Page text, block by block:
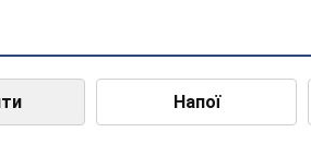
Напої